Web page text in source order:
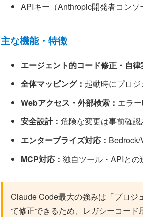
APIキー（Anthropic開発者コンソ
主な機能・特徴
エージェント的コード修正・自律
全体マッピング： 起動時にプロ
Webアクセス・外部検索： エラ
安全設計： 危険な変更は事前確
エンタープライズ対応：
MCP対応： 独自ツール・APIとの
Claude Code最大の強みは「プロジ
て修正できるため、レガシーコード